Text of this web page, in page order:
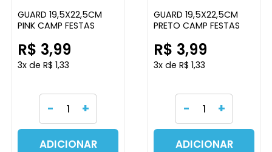
GUARD 19,5X22,5CM
PINK CAMP FESTAS
R$ 3,99
3x de R$ 1,33
- +
ADICIONAR
GUARD 19,5X22,5CM
PRETO CAMP FESTAS
R$ 3,99
3x de R$ 1,33
- +
ADICIONAR